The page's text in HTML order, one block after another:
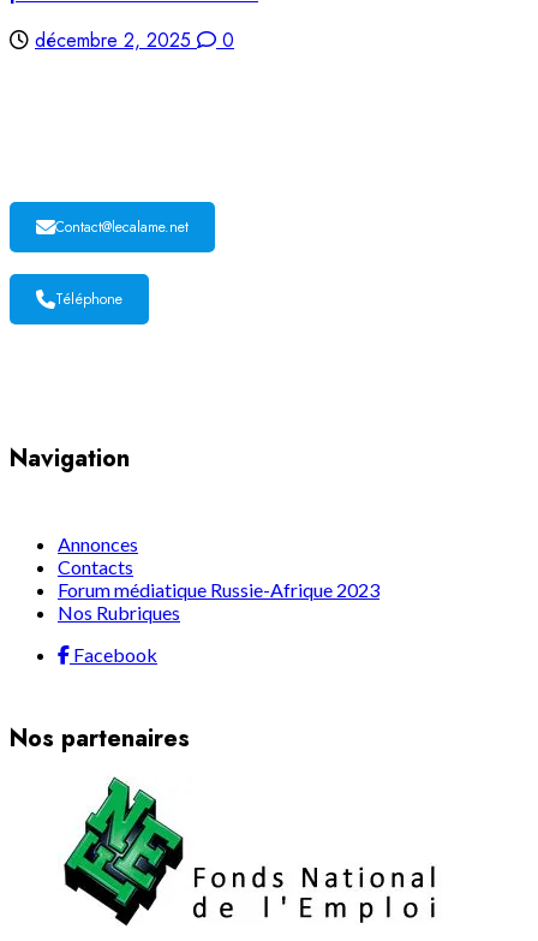
décembre 2, 2025 0
Contact@lecalame.net
Téléphone
Navigation
Annonces
Contacts
Forum médiatique Russie-Afrique 2023
Nos Rubriques
Facebook
Nos partenaires